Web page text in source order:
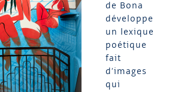
de Bona
développe
un lexique
poétique
fait
d’images
qui